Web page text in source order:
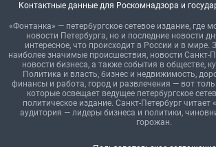
Контактные данные для Роскомнадзора и
«Фонтанка» — петербургское сетевое издание, где
новости Петербурга, но и последние новости
интересное, что происходит в России и в мире.
наиболее значимые происшествия, новости Санкт-
новости бизнеса, а также события в обществе,
Политика и власть, бизнес и недвижимость,
финансы и работа, город и развлечения — вот
которые освещает ведущее петербургское
политическое издание. Санкт-Петербург
аудитория — лидеры бизнеса и политики,
горожан.